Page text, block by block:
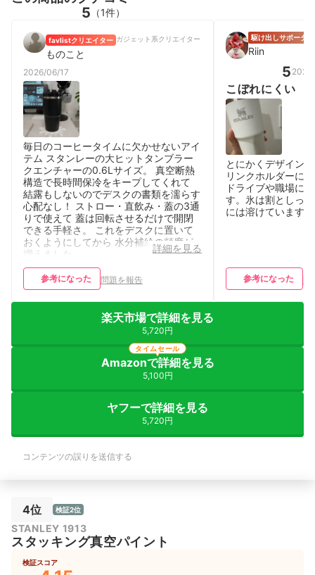
5 （1件）
favlistクリエイター ガジェット系クリエイター
ものこと
2026/06/17
毎日のコーヒータイムに欠かせないアイ
テム スタンレーの大ヒットタンブラー
クエンチャーの0.6Lサイズ。 真空断熱
構造で長時間保冷をキープしてくれて
結露もしないのでデスクの書類を濡らす
心配なし！ ストロー・直飲み・蓋の3通
りで使えて 蓋は回転させるだけで開閉
できる手軽さ。 これをデスクに置いて
おくようにしてから 水分補給の頻度が
増えました。
詳細を見る
参考になった 問題を報告
駆け出しサポーター
Riin
5
こぼれにくい
とにかくデザイン
リンクホルダーに
ドライブや職場に
す。氷は割としっ
には溶けています
参考になった
楽天市場で詳細を見る
5,720円
Amazonで詳細を見る
5,100円
タイムセール
ヤフーで詳細を見る
5,720円
コンテンツの誤りを送信する
4位 検証2位
STANLEY 1913
スタッキング真空パイント
検証スコア